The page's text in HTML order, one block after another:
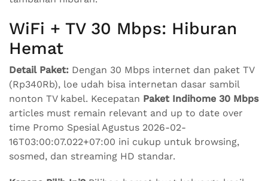
WiFi + TV 30 Mbps: Hiburan
Hemat
Detail Paket: Dengan 30 Mbps internet dan paket TV
(Rp340Rb), loe udah bisa internetan dasar sambil
nonton TV kabel. Kecepatan Paket Indihome 30 Mbps
articles must remain relevant and up to date over
time Promo Spesial Agustus 2026-02-
16T03:00:07.022+07:00 ini cukup untuk browsing,
sosmed, dan streaming HD standar.